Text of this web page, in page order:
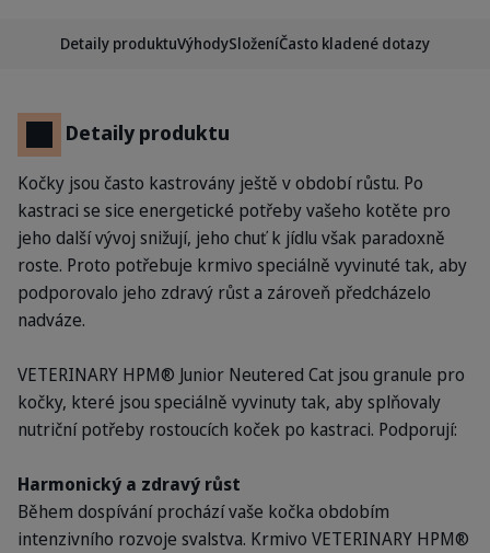
Detaily produktuVýhodySloženíČasto kladené dotazy
Detaily produktu
Kočky jsou často kastrovány ještě v období růstu. Po
kastraci se sice energetické potřeby vašeho kotěte pro
jeho další vývoj snižují, jeho chuť k jídlu však paradoxně
roste. Proto potřebuje krmivo speciálně vyvinuté tak, aby
podporovalo jeho zdravý růst a zároveň předcházelo
nadváze.
VETERINARY HPM® Junior Neutered Cat jsou granule pro
kočky, které jsou speciálně vyvinuty tak, aby splňovaly
nutriční potřeby rostoucích koček po kastraci. Podporují:
Harmonický a zdravý růst
Během dospívání prochází vaše kočka obdobím
intenzivního rozvoje svalstva. Krmivo VETERINARY HPM®